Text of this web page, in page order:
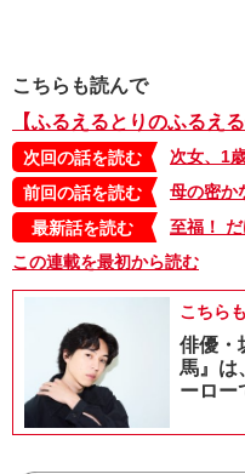
こちらも読んで
【ふるえるとりのふるえる
次回の話を読む
前回の話を読む
最新話を読む
この連載を最初から読む
こちら
俳優・
馬』は
ーロー